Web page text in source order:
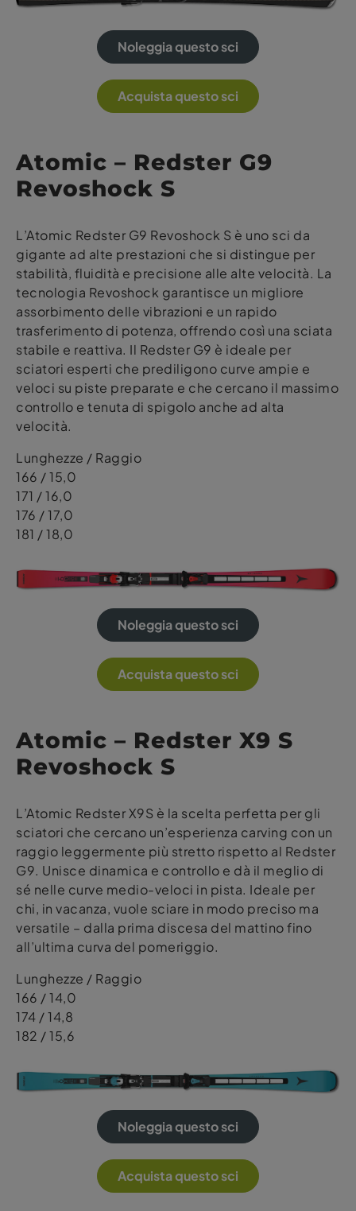
Noleggia questo sci
Acquista questo sci
Atomic – Redster G9
Revoshock S
L’Atomic Redster G9 Revoshock S è uno sci da
gigante ad alte prestazioni che si distingue per
stabilità, fluidità e precisione alle alte velocità. La
tecnologia Revoshock garantisce un migliore
assorbimento delle vibrazioni e un rapido
trasferimento di potenza, offrendo così una sciata
stabile e reattiva. Il Redster G9 è ideale per
sciatori esperti che prediligono curve ampie e
veloci su piste preparate e che cercano il massimo
controllo e tenuta di spigolo anche ad alta
velocità.
Lunghezze / Raggio
166 / 15,0
171 / 16,0
176 / 17,0
181 / 18,0
Noleggia questo sci
Acquista questo sci
Atomic – Redster X9 S
Revoshock S
L’Atomic Redster X9S è la scelta perfetta per gli
sciatori che cercano un’esperienza carving con un
raggio leggermente più stretto rispetto al Redster
G9. Unisce dinamica e controllo e dà il meglio di
sé nelle curve medio-veloci in pista. Ideale per
chi, in vacanza, vuole sciare in modo preciso ma
versatile – dalla prima discesa del mattino fino
all’ultima curva del pomeriggio.
Lunghezze / Raggio
166 / 14,0
174 / 14,8
182 / 15,6
Noleggia questo sci
Acquista questo sci